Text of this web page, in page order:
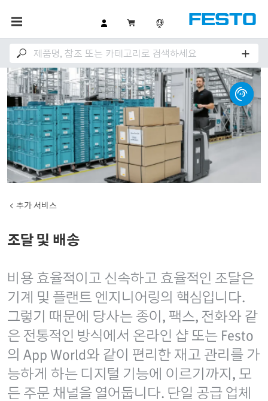
추가 서비스
조달 및 배송
비용 효율적이고 신속하고 효율적인 조달은
기계 및 플랜트 엔지니어링의 핵심입니다.
그렇기 때문에 당사는 종이, 팩스, 전화와 같
은 전통적인 방식에서 온라인 샵 또는 Festo
의 App World와 같이 편리한 재고 관리를 가
능하게 하는 디지털 기능에 이르기까지, 모
든 주문 채널을 열어둡니다. 단일 공급 업체